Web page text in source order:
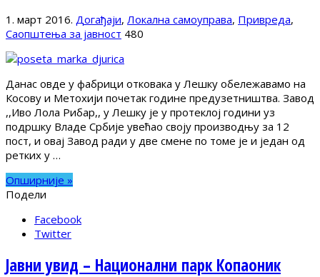
1. март 2016. Догађаји, Локална самоуправа, Привреда,
Саопштења за јавност 480
Данас овде у фабрици отковака у Лешку обележавамо на
Косову и Метохији почетак године предузетништва. Завод
,,Иво Лола Рибар,, у Лешку је у протеклој години уз
подршку Владе Србије увећао своју производњу за 12
пост, и овај Завод ради у две смене по томе је и један од
ретких у …
Опширније »
Подели
Facebook
Twitter
Јавни увид – Национални парк Копаоник